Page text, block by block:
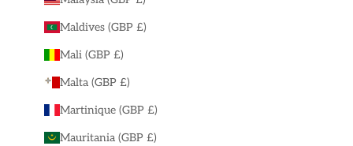
Maldives (GBP £)
Mali (GBP £)
Malta (GBP £)
Martinique (GBP £)
Mauritania (GBP £)